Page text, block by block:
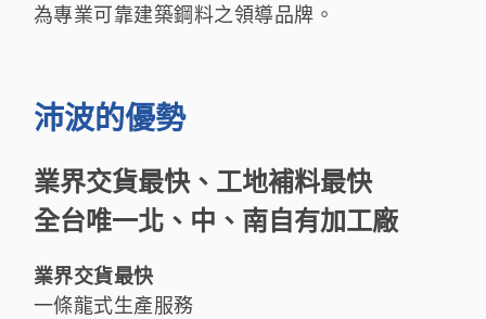
為專業可靠建築鋼料之領導品牌。​
沛波的優勢
業界交貨最快、工地補料最快
全台唯一北、中、南自有加工廠
業界交貨最快
一條龍式生產服務